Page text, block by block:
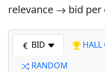
relevance
bid per
BID HALL
RANDOM